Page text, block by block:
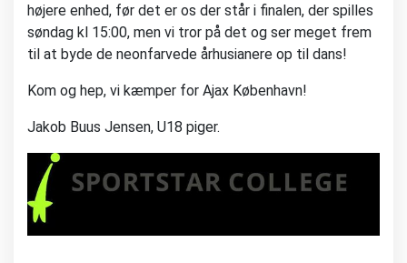
højere enhed, før det er os der står i finalen, der spilles
søndag kl 15:00, men vi tror på det og ser meget frem
til at byde de neonfarvede århusianere op til dans!
Kom og hep, vi kæmper for Ajax København!
Jakob Buus Jensen, U18 piger.